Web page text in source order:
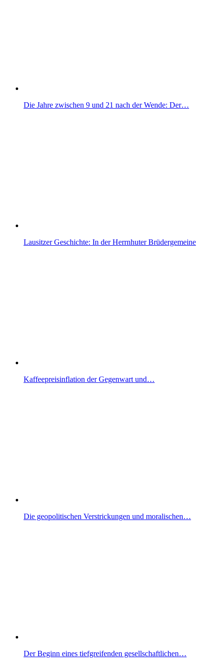
Die Jahre zwischen 9 und 21 nach der Wende: Der…
Lausitzer Geschichte: In der Herrnhuter Brüdergemeine
Kaffeepreisinflation der Gegenwart und…
Die geopolitischen Verstrickungen und moralischen…
Der Beginn eines tiefgreifenden gesellschaftlichen…